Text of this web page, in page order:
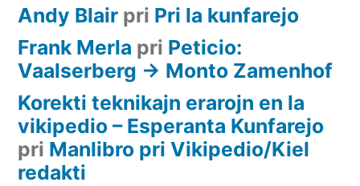
Andy Blair pri Pri la kunfarejo
Frank Merla pri Peticio:
Vaalserberg -> Monto Zamenhof
Korekti teknikajn erarojn en la
vikipedio – Esperanta Kunfarejo
pri Manlibro pri Vikipedio/Kiel
redakti